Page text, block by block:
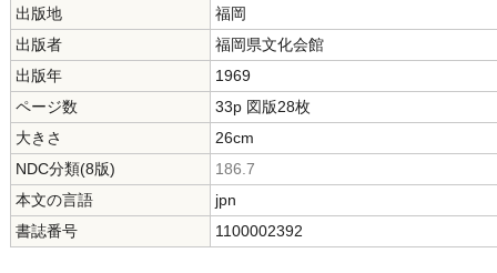
出版地
福岡
出版者
福岡県文化会館
出版年
1969
ページ数
33p 図版28枚
大きさ
26cm
NDC分類(8版)
186.7
本文の言語
jpn
書誌番号
1100002392